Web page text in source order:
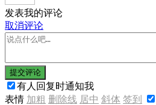
发表我的评论
取消评论
提交评论
有人回复时通知我
表情 加粗 删除线 居中 斜体 签到